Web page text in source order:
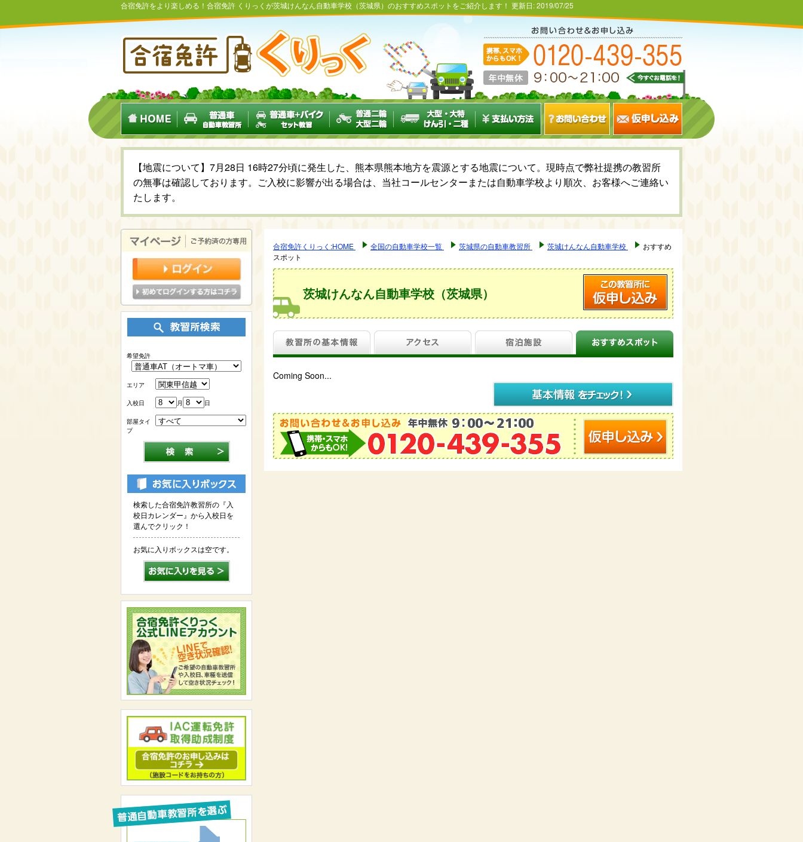
合宿免許をより楽しめる！合宿免許 くりっくが茨城けんなん自動車学校（茨城県）のおすすめスポットをご紹介します！ 更新日:2019/07/25
【地震について】7月28日 16時27分頃に発生した、熊本県熊本地方を震源とする地震について。現時点で弊社提携の教習所
の無事は確認しております。ご入校に影響が出る場合は、当社コールセンターまたは自動車学校より順次、お客様へご連絡い
たします。
合宿免許くりっく:HOME 全国の自動車学校一覧 茨城県の自動車教習所 茨城けんなん自動車学校
おすすめ
スポット
茨城けんなん自動車学校（茨城県）
Coming Soon...
希望免許
エリア
入校日 月 日
部屋タイ
プ
検索した合宿免許教習所の『入
校日カレンダー』から入校日を
選んでクリック！
お気に入りボックスは空です。